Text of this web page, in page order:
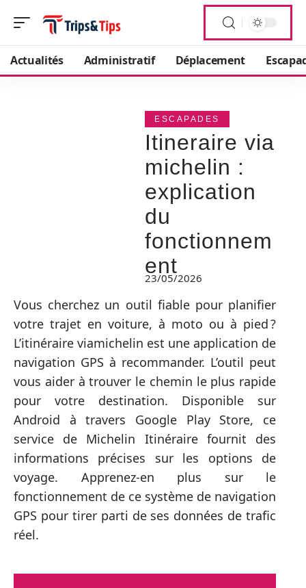
Actualités Administratif Déplacement
ESCAPADES
Itineraire via
michelin :
explication
du
fonctionnem
ent
23/05/2026
Vous cherchez un outil fiable pour planifier
votre trajet en voiture, à moto ou à pied ?
L’itinéraire viamichelin est une application de
navigation GPS à recommander. L’outil peut
vous aider à trouver le chemin le plus rapide
pour votre destination. Disponible sur
Android à travers Google Play Store, ce
service de Michelin Itinéraire fournit des
informations précises sur les options de
voyage. Apprenez-en plus sur le
fonctionnement de ce système de navigation
GPS pour tirer parti de ses données de trafic
réel.